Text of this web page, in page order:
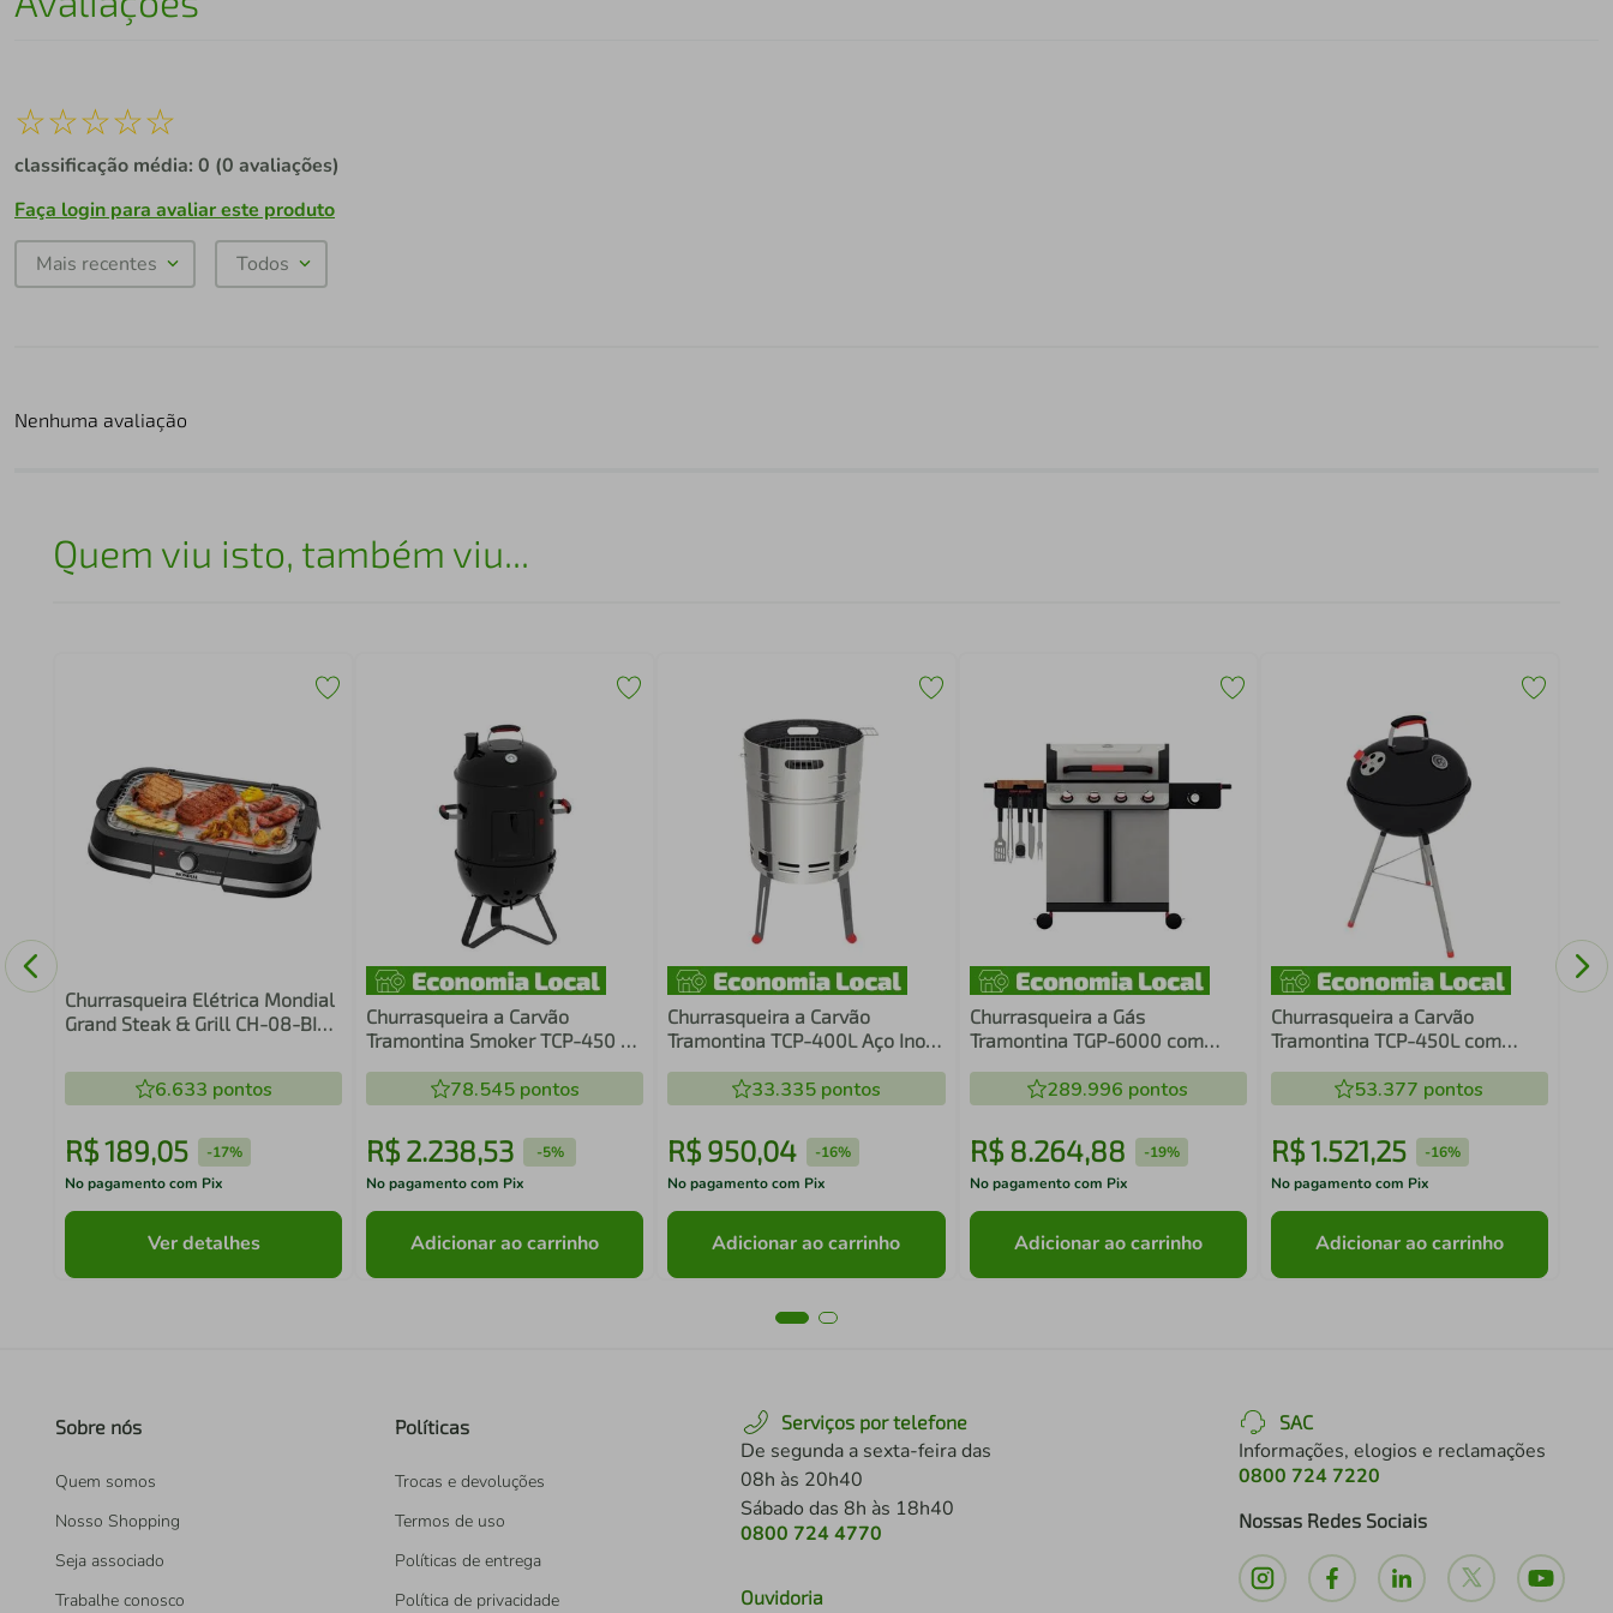
☆☆☆☆☆
classificação média: 0 (0 avaliações)
Faça login para avaliar este produto
Mais recentes Todos
Nenhuma avaliação
Quem viu isto, também viu...
Churrasqueira Elétrica Mondial
Grand Steak & Grill CH-08-BI
6.633 pontos
R$189,05 -17%
No pagamento com Pix
Ver detalhes
Churrasqueira a Carvão
Tramontina Smoker TCP-450 3
78.545pontos
R$ 2.238,53 -5%
No pagamento com Pix
Adicionar ao carrinho
Churrasqueira a Carvão
Tramontina TCP-400L Aço Inox
33.335pontos
R$950,04 -16%
No pagamento com Pix
Adicionar ao carrinho
Churrasqueira a Gás
Tramontina TGP-6000 com
Adicional289.996 pontos
R$ 8.264,88 -19%
No pagamento com Pix
Adicionar ao carrinho
Churrasqueira a Carvão
Tramontina TCP-450L com
53.377 pontos
R$1.521,25 -16%
No pagamento com Pix
Adicionar ao carrinho
Sobre nós
Quem somos
Nosso Shopping
Seja associado
Trabalhe conosco
Políticas
Trocas e devoluções
Termos de uso
Políticas de entrega
Política de privacidade
Serviços por telefone
De segunda a sexta-feira das
08h às 20h40
Sábado das 8h às 18h40
0800 724 4770
Ouvidoria
SAC
Informações, elogios e reclamações
0800 724 7220
Nossas Redes Sociais